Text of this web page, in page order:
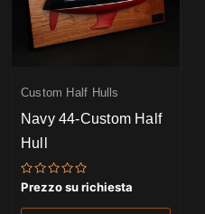
Custom Half Hulls
Navy 44-Custom Half
Hull
Valutato
0
su
Prezzo su richiesta